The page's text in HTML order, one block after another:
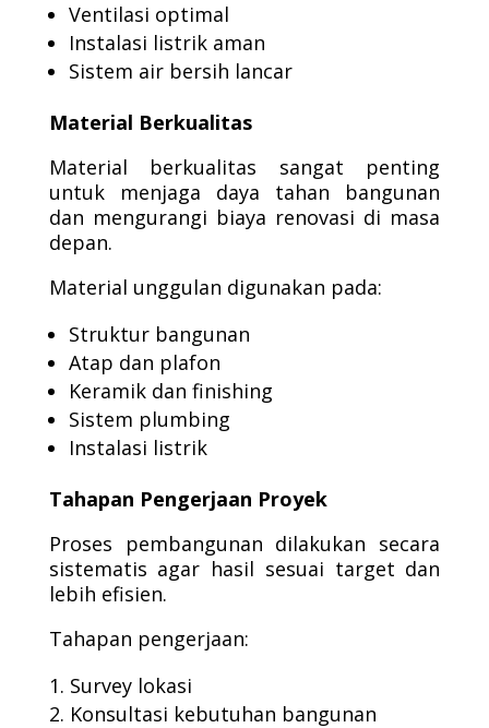
Ventilasi optimal
Instalasi listrik aman
Sistem air bersih lancar
Material Berkualitas
Material berkualitas sangat penting
untuk menjaga daya tahan bangunan
dan mengurangi biaya renovasi di masa
depan.
Material unggulan digunakan pada:
Struktur bangunan
Atap dan plafon
Keramik dan finishing
Sistem plumbing
Instalasi listrik
Tahapan Pengerjaan Proyek
Proses pembangunan dilakukan secara
sistematis agar hasil sesuai target dan
lebih efisien.
Tahapan pengerjaan:
Survey lokasi
Konsultasi kebutuhan bangunan